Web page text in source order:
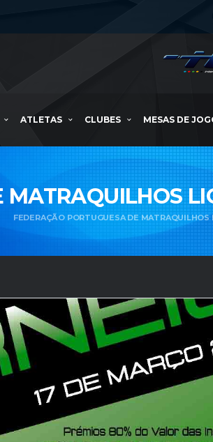
ATLETAS CLUBES MESAS DE
MATRAQUILHOS
FEDERAÇÃO PORTUGUESA DE